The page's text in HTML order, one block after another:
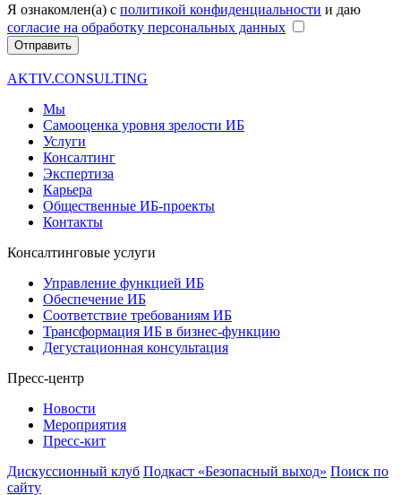
Я ознакомлен(а) с политикой конфиденциальности и даю
согласие на обработку персональных данных
Отправить
AKTIV.CONSULTING
Мы
Самооценка уровня зрелости ИБ
Услуги
Консалтинг
Экспертиза
Карьера
Общественные ИБ-проекты
Контакты
Консалтинговые услуги
Управление функцией ИБ
Обеспечение ИБ
Соответствие требованиям ИБ
Трансформация ИБ в бизнес-функцию
Дегустационная консультация
Пресс-центр
Новости
Мероприятия
Пресс-кит
Дискуссионный клуб Подкаст «Безопасный выход» Поиск по
сайту